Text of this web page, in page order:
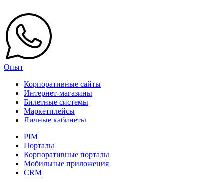
Опыт
Корпоративные сайты
Интернет-магазины
Билетные системы
Маркетплейсы
Личные кабинеты
PIM
Порталы
Корпоративные порталы
Мобильные приложения
CRM